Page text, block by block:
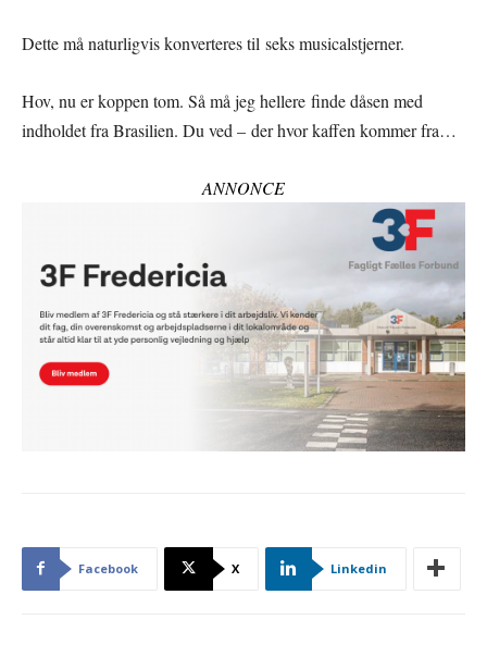
Dette må naturligvis konverteres til seks musicalstjerner.
Hov, nu er koppen tom. Så må jeg hellere finde dåsen med
indholdet fra Brasilien. Du ved – der hvor kaffen kommer fra…
ANNONCE
Facebook X Linkedin